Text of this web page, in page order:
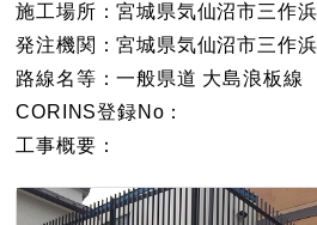
施工場所：宮城県気仙沼市三作
発注機関：宮城県気仙沼市三作
路線名等：一般県道 大島浪板線
CORINS登録No：
工事概要：